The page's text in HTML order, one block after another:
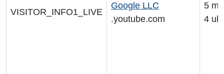
VISITOR_INFO1_LIVE
Google LLC
.youtube.com
5
4